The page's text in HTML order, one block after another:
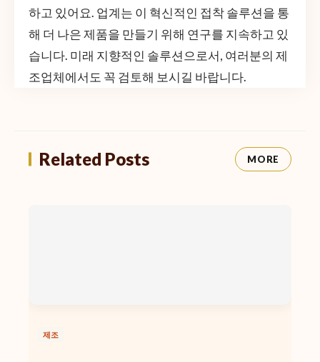
하고 있어요. 업계는 이 혁신적인 접착 솔루션을 통
해 더 나은 제품을 만들기 위해 연구를 지속하고 있
습니다. 미래 지향적인 솔루션으로서, 여러분의 제
조업체에서도 꼭 검토해 보시길 바랍니다.
Related Posts MORE
제조